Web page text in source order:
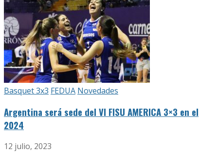
Basquet 3x3 FEDUA Novedades
Argentina será sede del VI FISU AMERICA 3×3 en el
2024
12 julio, 2023